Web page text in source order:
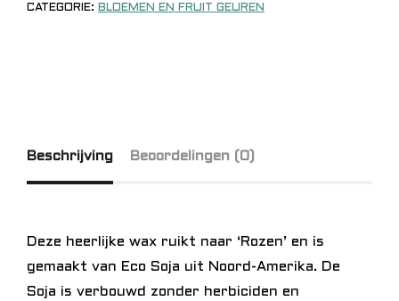
CATEGORIE: BLOEMEN EN FRUIT GEUREN
Beschrijving Beoordelingen (0)
Deze heerlijke wax ruikt naar ‘Rozen’ en is
gemaakt van Eco Soja uit Noord-Amerika. De
Soja is verbouwd zonder herbiciden en